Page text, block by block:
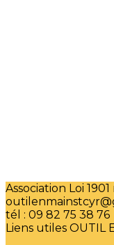
Association Loi
tél : 09 82 75 38 76
Liens utiles OUTIL